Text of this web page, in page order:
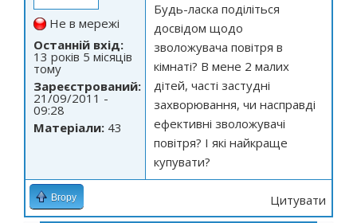
Не в мережі
Останній вхід:
13 років 5 місяців
тому
Зареєстрований:
21/09/2011 -
09:28
Матеріали: 43
Будь-ласка поділіться
досвідом щодо
зволожувача повітря в
кімнаті? В мене 2 малих
дітей, часті застудні
захворювання, чи насправді
ефективні зволожувачі
повітря? І які найкраще
купувати?
Вгору Цитувати